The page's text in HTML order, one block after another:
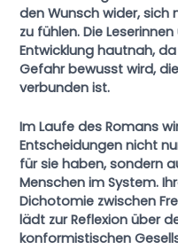
den Wunsch wider, sich
zu fühlen. Die
Entwicklung hautnah,
Gefahr bewusst wird,
verbunden ist.
Im Laufe des Romans
Entscheidungen nicht
für sie haben, sondern
Menschen im System.
Dichotomie zwischen
lädt zur Reflexion über
konformistischen